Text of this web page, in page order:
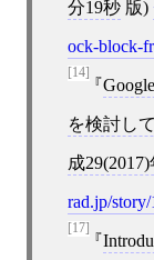
分19秒版)
ock-block-
[14]
を検討し
成
rad.jp/
[17]